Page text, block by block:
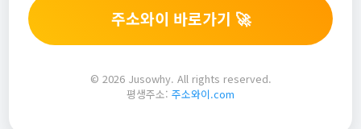
주소와이 바로가기 🚀
© 2026 Jusowhy. All rights reserved.
평생주소: 주소와이.com